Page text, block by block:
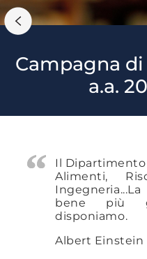
Campagna
a.a.
Il Dipartimento
Alimenti,
Ingegneria...
bene più
disponiamo.
Albert Einstein